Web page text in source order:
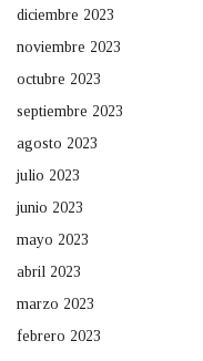
diciembre 2023
noviembre 2023
octubre 2023
septiembre 2023
agosto 2023
julio 2023
junio 2023
mayo 2023
abril 2023
marzo 2023
febrero 2023